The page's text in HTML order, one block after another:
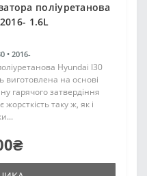
поліуретанова
1.6L
• 2016-
Hyundai I30
виготовлена на основі
гарячого затвердіння
таку ж, як і